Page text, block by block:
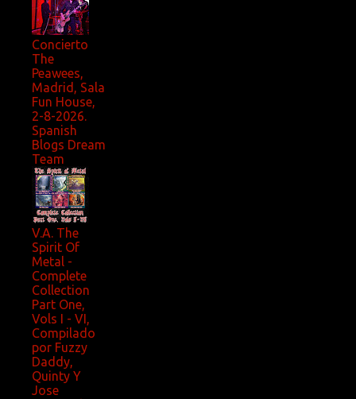
Concierto
The
Peawees,
Madrid, Sala
Fun House,
2-8-2026.
Spanish
Blogs Dream
Team
V.A. The
Spirit Of
Metal -
Complete
Collection
Part One,
Vols I - VI,
Compilado
por Fuzzy
Daddy,
Quinty Y
Jose